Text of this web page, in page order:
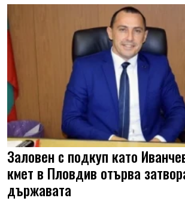
Заловен с подкуп като
кмет в Пловдив отърва
държавата